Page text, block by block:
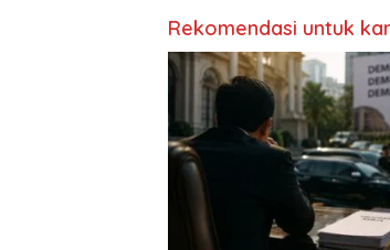
Rekomendasi untuk